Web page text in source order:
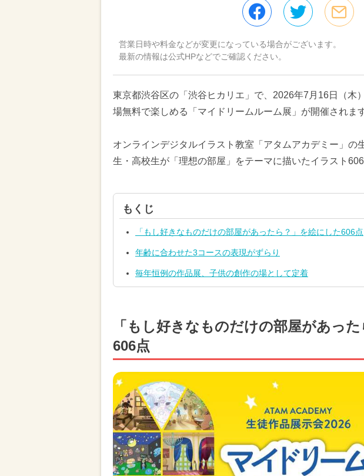
営業日時や料金などが変更になっている場合がございます。
最新の情報は公式HPなどでご確認ください。
東京都渋谷区の「渋谷ヒカリエ」で、2026年7月16日（木
場無料で楽しめる「マイドリームルーム展」が開催されます
オンラインデジタルイラスト教室「アタムアカデミー」の
生・高校生が「理想の部屋」をテーマに描いたイラスト
もくじ
「もし好きなものだけの部屋があったら？」を絵にした606点
年齢に合わせた3コースの表現がずらり
毎年恒例の作品展、子供の創作の場として定着
「もし好きなものだけの部屋があっ
606点